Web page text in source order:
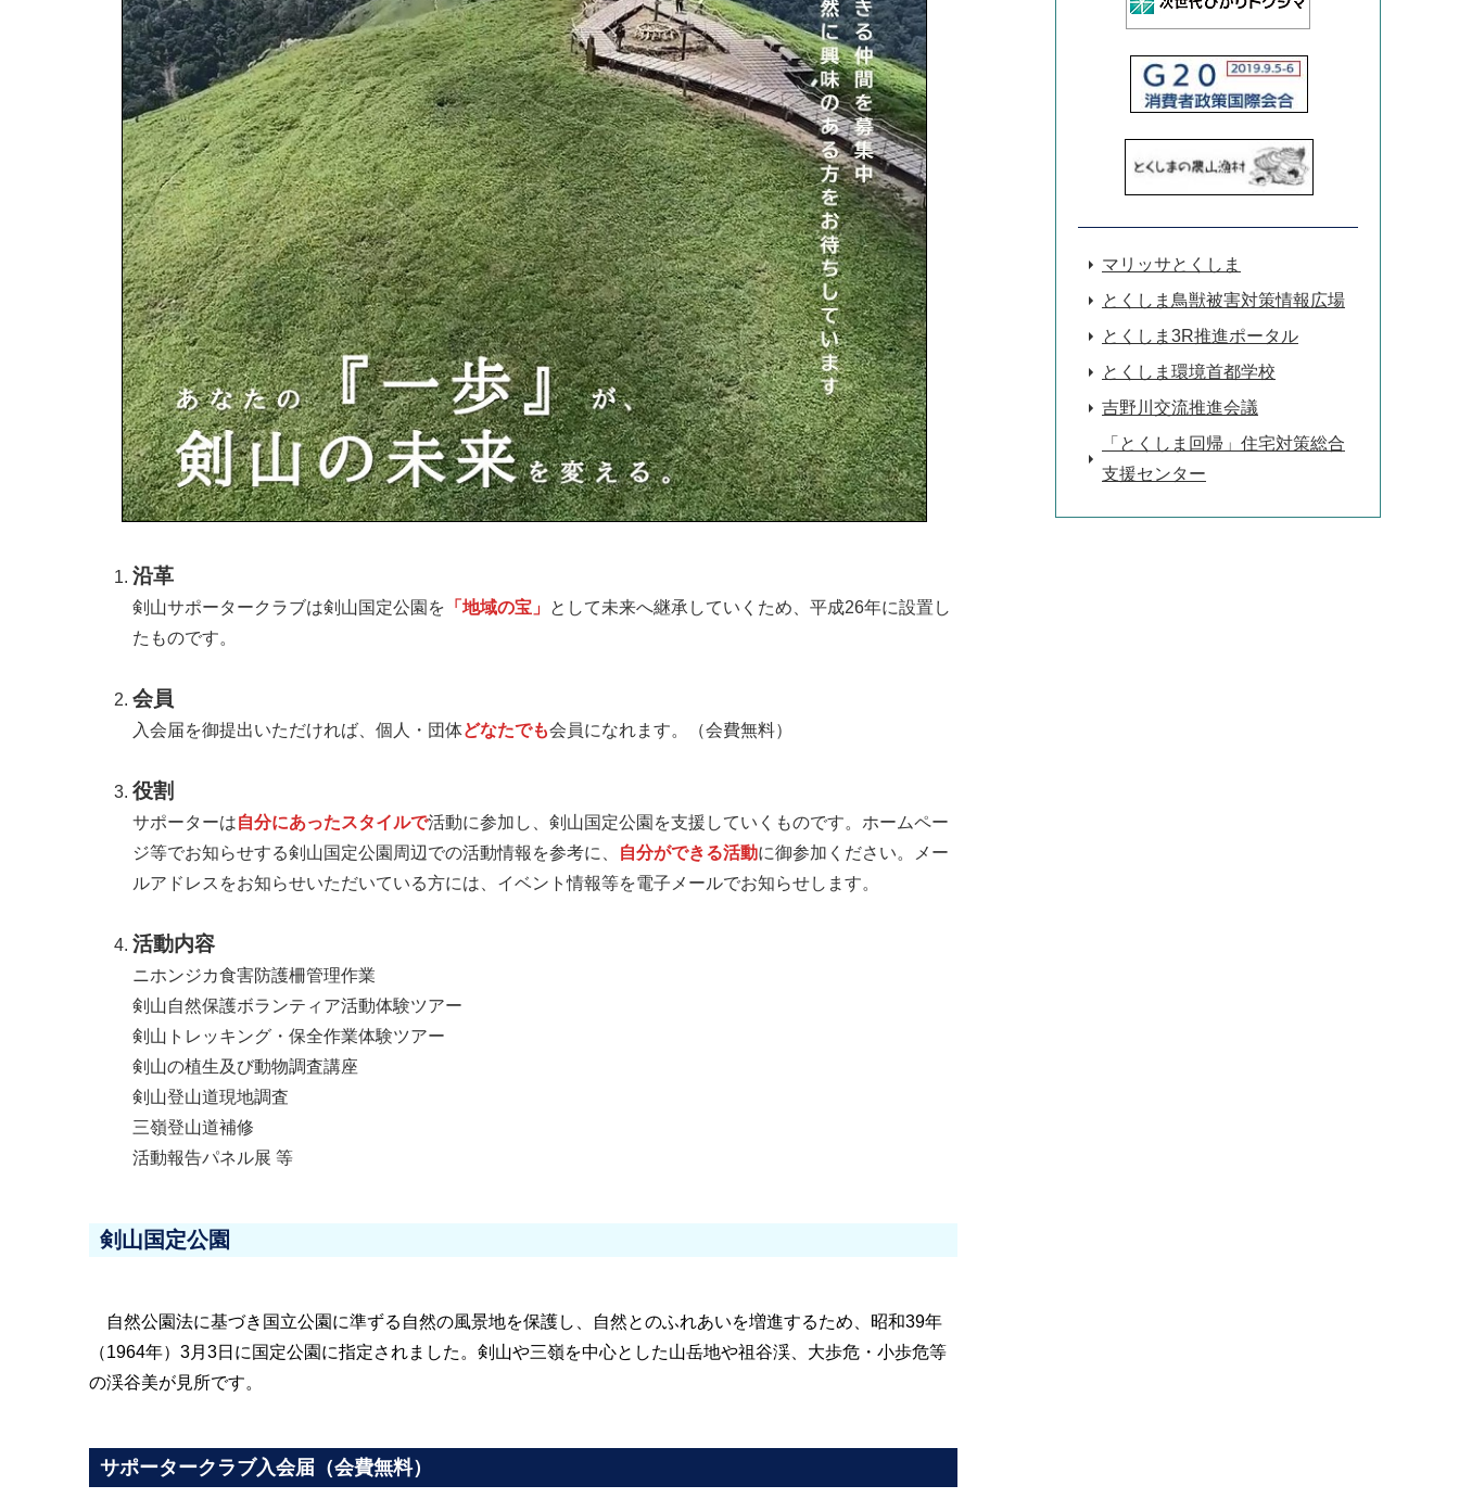
沿革
剣山サポータークラブは剣山国定公園を 「地域の宝」 として未来へ継承していくため、平成26年に設置し
たものです。
会員
入会届を御提出いただければ、個人・団体どなたでも会員になれます。（会費無料）
役割
サポーターは自分にあったスタイルで活動に参加し、剣山国定公園を支援していくものです。ホームペー
ジ等でお知らせする剣山国定公園周辺での活動情報を参考に、
自分ができる活動に御参加ください。メー
ルアドレスをお知らせいただいている方には、イベント情報等を電子メールでお知らせします。
活動内容
ニホンジカ食害防護柵管理作業
剣山自然保護ボランティア活動体験ツアー
剣山トレッキング・保全作業体験ツアー
剣山の植生及び動物調査講座
剣山登山道現地調査
三嶺登山道補修
活動報告パネル展 等
剣山国定公園
自然公園法に基づき国立公園に準ずる自然の風景地を保護し、自然とのふれあいを増進するため、昭和39年
（1964年）3月3日に国定公園に指定されました。剣山や三嶺を中心とした山岳地や祖谷渓、大歩危・小歩危等
の渓谷美が見所です。
サポータークラブ入会届（会費無料）
マリッサとくしま
とくしま鳥獣被害対策情報広場
とくしま3R推進ポータル
とくしま環境首都学校
吉野川交流推進会議
「とくしま回帰」住宅対策総合
支援センター